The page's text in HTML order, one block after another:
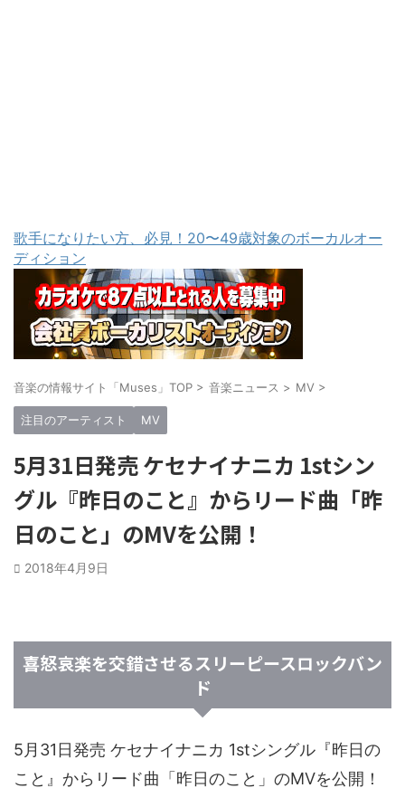
歌手になりたい方、必見！20〜49歳対象のボーカルオー
ディション
音楽の情報サイト「Muses」TOP > 音楽ニュース > MV >
注目のアーティスト MV
5月31日発売 ケセナイナニカ 1stシン
グル『昨日のこと』からリード曲「昨
日のこと」のMVを公開！
2018年4月9日
喜怒哀楽を交錯させるスリーピースロックバン
ド
5月31日発売 ケセナイナニカ 1stシングル『昨日の
こと』からリード曲「昨日のこと」のMVを公開！